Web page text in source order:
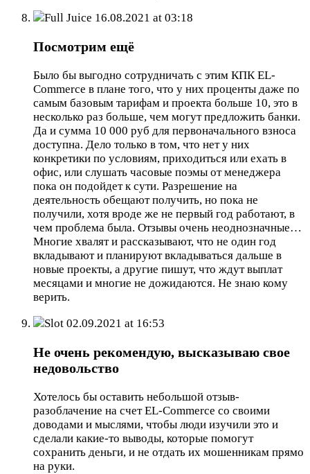
Full Juice 16.08.2021 at 03:18
Посмотрим ещё
Было бы выгодно сотрудничать с этим КПК EL-
Commerce в плане того, что у них проценты даже по
самым базовым тарифам и проекта больше 10, это в
несколько раз больше, чем могут предложить банки.
Да и сумма 10 000 руб для первоначального взноса
доступна. Дело только в том, что нет у них
конкретики по условиям, приходиться или ехать в
офис, или слушать часовые поэмы от менеджера
пока он подойдет к сути. Разрешение на
деятельность обещают получить, но пока не
получили, хотя вроде же не первый год работают, в
чем проблема была. Отзывы очень неоднозначные…
Многие хвалят и рассказывают, что не один год
вкладывают и планируют вкладываться дальше в
новые проекты, а другие пишут, что ждут выплат
месяцами и многие не дожидаются. Не знаю кому
верить.
Slot 02.09.2021 at 16:53
Не очень рекомендую, высказываю свое
недовольство
Хотелось бы оставить небольшой отзыв-
разоблачение на счет EL-Commerce со своими
доводами и мыслями, чтобы люди изучили это и
сделали какие-то выводы, которые помогут
сохранить деньги, и не отдать их мошенникам прямо
на руки.